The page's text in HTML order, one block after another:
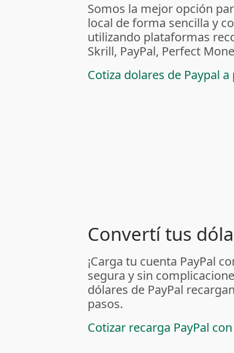
Somos la mejor opción
local de forma sencilla y
utilizando plataformas
Skrill, PayPal, Perfect
Cotiza dolares de Paypal
Convertí tus
¡Carga tu cuenta PayPal
segura y sin
dólares de PayPal
pasos.
Cotizar recarga PayPal